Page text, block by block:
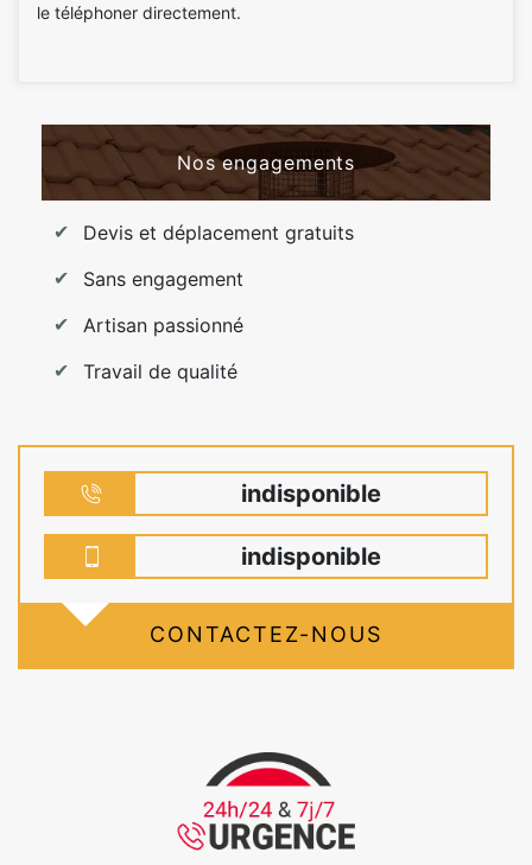
le téléphoner directement.
Nos engagements
Devis et déplacement gratuits
Sans engagement
Artisan passionné
Travail de qualité
indisponible
indisponible
CONTACTEZ-NOUS